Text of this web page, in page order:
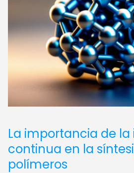
La importancia de
continua en la
polímeros